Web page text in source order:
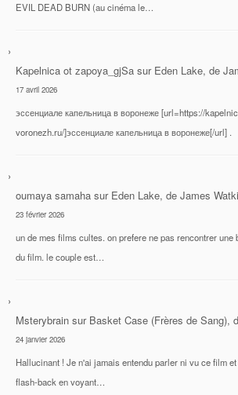
EVIL DEAD BURN (au cinéma le…
Kapelnica ot zapoya_gjSa sur Eden Lake, de
17 avril 2026
эссенциале капельница в воронеже [url=https://
voronezh.ru/]эссенциале капельница в воронеже[/url] .
oumaya samaha sur Eden Lake, de James
23 février 2026
un de mes films cultes. on prefere ne pas rencontrer une
du film. le couple est…
Msterybrain sur Basket Case (Frères de Sang),
24 janvier 2026
Hallucinant ! Je n'ai jamais entendu parler ni vu ce film
flash-back en voyant…